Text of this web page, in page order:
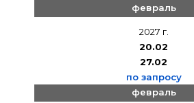
февраль
2027 г.
20.02
27.02
по запросу
февраль